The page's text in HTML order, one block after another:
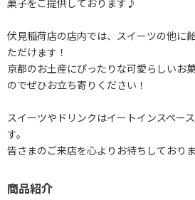
菓子をご提供しております♪
伏見稲荷店の店内では、スイーツの他に
ただけます！
京都のお土産にぴったりな可愛らしいお
のでぜひお立ち寄りください！
スイーツやドリンクはイートインスペー
す。
皆さまのご来店を心よりお待ちしており
商品紹介